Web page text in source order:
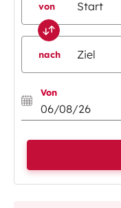
von
nach
Von
06/08/26